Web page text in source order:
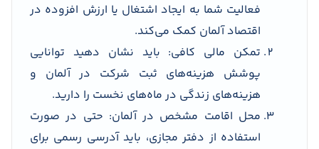
فعالیت شما به ایجاد اشتغال یا ارزش افزوده در
اقتصاد آلمان کمک می‌کند.
تمکن مالی کافی: باید نشان دهید توانایی
پوشش هزینه‌های ثبت شرکت در آلمان و
هزینه‌های زندگی در ماه‌های نخست را دارید.
محل اقامت مشخص در آلمان: حتی در صورت
استفاده از دفتر مجازی، باید آدرسی رسمی برای